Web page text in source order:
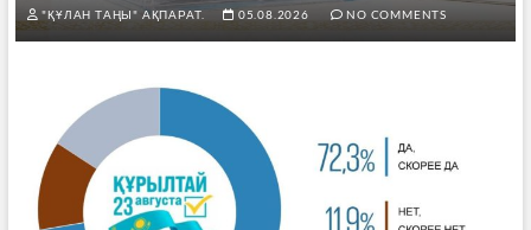
"ҚҰЛАН ТАҢЫ" АҚПАРАТ. 05.08.2026 NO COMMENTS